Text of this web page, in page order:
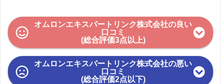
オムロンエキスパートリンク株式会社の良い
口コミ
(総合評価3点以上)
オムロンエキスパートリンク株式会社の悪い
口コミ
(総合評価2点以下)